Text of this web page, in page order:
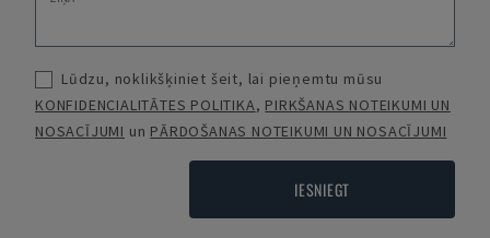
Lūdzu, noklikšķiniet šeit, lai pieņemtu mūsu
KONFIDENCIALITĀTES POLITIKA, PIRKŠANAS NOTEIKUMI UN
NOSACĪJUMI un PĀRDOŠANAS NOTEIKUMI UN NOSACĪJUMI
IESNIEGT